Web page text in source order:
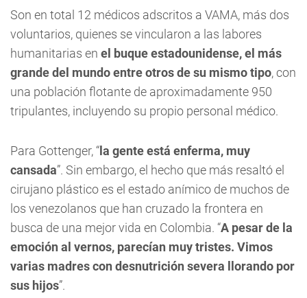
Son en total 12 médicos adscritos a VAMA, más dos
voluntarios, quienes se vincularon a las labores
humanitarias en el buque estadounidense, el más
grande del mundo entre otros de su mismo tipo, con
una población flotante de aproximadamente 950
tripulantes, incluyendo su propio personal médico.
Para Gottenger, “ la gente está enferma, muy
cansada”. Sin embargo, el hecho que más resaltó el
cirujano plástico es el estado anímico de muchos de
los venezolanos que han cruzado la frontera en
busca de una mejor vida en Colombia. “A pesar de la
emoción al vernos, parecían muy tristes. Vimos
varias madres con desnutrición severa llorando por
sus hijos”.